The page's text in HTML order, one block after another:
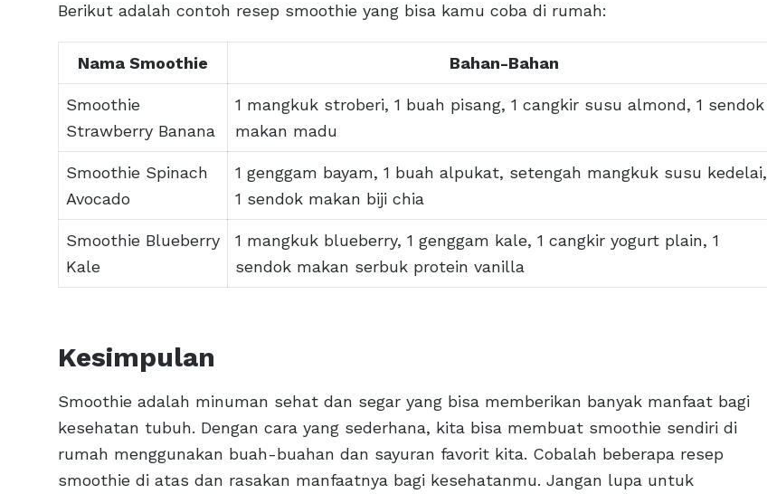
Berikut adalah contoh resep smoothie yang bisa kamu coba di rumah:
Nama Smoothie Bahan-Bahan
Smoothie
Strawberry Banana
1 mangkuk stroberi, 1 buah pisang, 1 cangkir susu almond, 1 sendok
makan madu
Smoothie Spinach
Avocado
1 genggam bayam, 1 buah alpukat, setengah mangkuk susu kedelai,
1 sendok makan biji chia
Smoothie Blueberry
Kale
1 mangkuk blueberry, 1 genggam kale, 1 cangkir yogurt plain, 1
sendok makan serbuk protein vanilla
Kesimpulan
Smoothie adalah minuman sehat dan segar yang bisa memberikan banyak manfaat bagi
kesehatan tubuh. Dengan cara yang sederhana, kita bisa membuat smoothie sendiri di
rumah menggunakan buah-buahan dan sayuran favorit kita. Cobalah beberapa resep
smoothie di atas dan rasakan manfaatnya bagi kesehatanmu. Jangan lupa untuk